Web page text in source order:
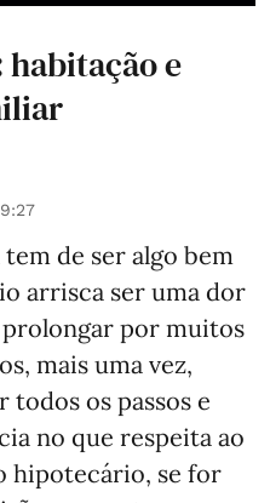
habitação e
de ser algo bem
arrisca ser uma dor
prolongar por muitos
mais uma vez,
os passos e
no que respeita ao
hipotecário, se for